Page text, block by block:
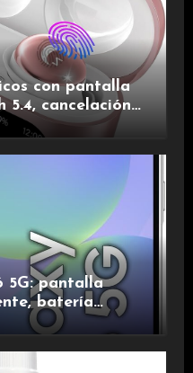
con pantalla
cancelación
y de larga
5G: pantalla
batería
para una